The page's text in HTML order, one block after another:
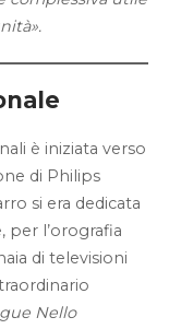
è iniziata verso
di Philips
si era dedicata
l’orografia
di televisioni
Nello